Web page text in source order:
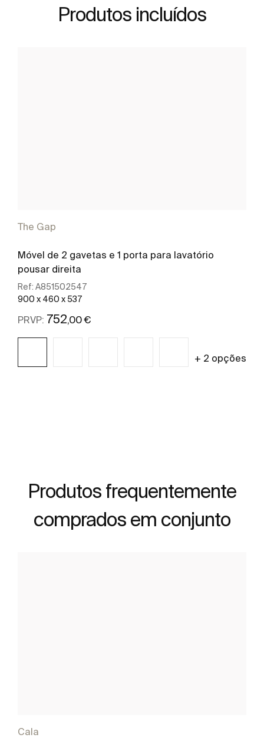
Produtos incluídos
The Gap
Móvel de 2 gavetas e 1 porta para lavatório
pousar direita
Ref: A851502547
900 x 460 x 537
PRVP: 752 ,00 €
+ 2 opções
Produtos frequentemente
comprados em conjunto
Cala